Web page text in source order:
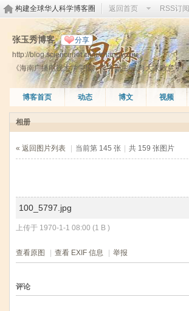
构建全球华人科学博客圈 返回首页 RSS订阅
张玉秀博客 分享
http://blog.sciencenet.cn/u/zhangyuxiu
《海南广播电视大学学报》常务副主编,向大家致意了!
博客首页 动态 博文 视频
相册
« 返回图片列表 当前第 145 张 共 159 张图片
100_5797.jpg
上传于 1970-1-1 08:00 (1 B )
查看原图 查看 EXIF 信息 举报
评论